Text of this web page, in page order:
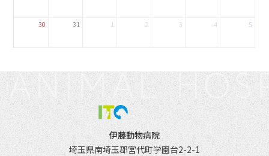
30 31 1 2 3 4 5
伊藤動物病院
埼玉県南埼玉郡宮代町学園台2-2-1